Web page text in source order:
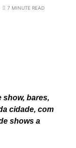
7 MINUTE READ
show, bares,
cidade, com
shows a